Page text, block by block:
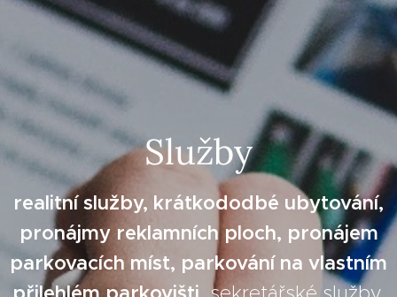
Služby
realitní služby, krátkododbé ubytování,
pronájmy reklamních ploch, pronájem
parkovacích míst, parkování na vlastním